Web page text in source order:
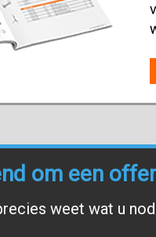
om een
weet wat u